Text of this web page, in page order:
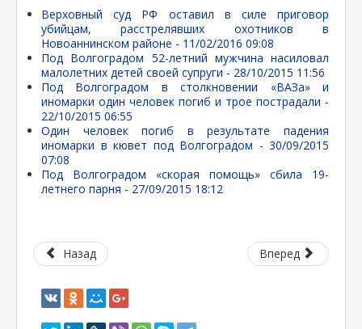
Верховный суд РФ оставил в силе приговор
убийцам, расстрелявших охотников в
Новоаннинском районе - 11/02/2016 09:08
Под Волгоградом 52-летний мужчина насиловал
малолетних детей своей супруги - 28/10/2015 11:56
Под Волгоградом в столкновении «ВАЗа» и
иномарки один человек погиб и трое пострадали -
22/10/2015 06:55
Один человек погиб в результате падения
иномарки в кювет под Волгоградом - 30/09/2015
07:08
Под Волгоградом «скорая помощь» сбила 19-
летнего парня - 27/09/2015 18:12
Назад Вперед